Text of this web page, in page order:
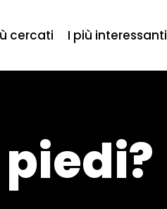
cercati I più interessanti